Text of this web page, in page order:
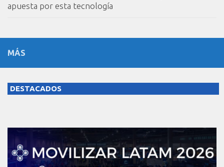
apuesta por esta tecnología
MÁS
DESTACADOS